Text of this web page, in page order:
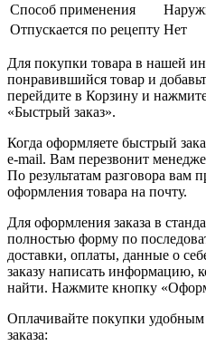
Способ применения
Отпускается по рецепту Нет
Для покупки товара в нашей
понравившийся товар и
перейдите в Корзину и
«Быстрый заказ».
Когда оформляете быстрый
e-mail. Вам перезвонит
По результатам разговора вам
оформления товара на почту.
Для оформления заказа в
полностью форму по
доставки, оплаты, данные о
заказу написать информацию,
найти. Нажмите кнопку
Оплачивайте покупки
заказа: